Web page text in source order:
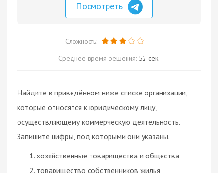
Посмотреть
Сложность:
Среднее время решения: 52 сек.
Найдите в приведённом ниже списке организации,
которые относятся к юридическому лицу,
осуществляющему коммерческую деятельность.
Запишите цифры, под которыми они указаны.
хозяйственные товарищества и общества
товарищество собственников жилья